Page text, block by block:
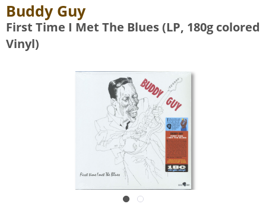
Buddy Guy
First Time I Met The Blues (LP, 180g colored
Vinyl)